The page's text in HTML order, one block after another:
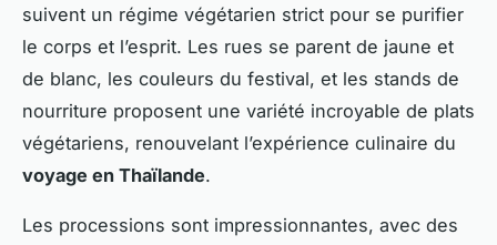
suivent un régime végétarien strict pour se purifier
le corps et l’esprit. Les rues se parent de jaune et
de blanc, les couleurs du festival, et les stands de
nourriture proposent une variété incroyable de plats
végétariens, renouvelant l’expérience culinaire du
voyage en Thaïlande.
Les processions sont impressionnantes, avec des